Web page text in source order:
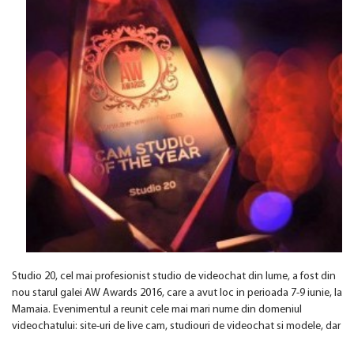
Studio 20, cel mai profesionist studio de videochat din lume, a fost din
nou starul galei AW Awards 2016, care a avut loc in perioada 7-9 iunie, la
Mamaia. Evenimentul a reunit cele mai mari nume din domeniul
videochatului: site-uri de live cam, studiouri de videochat si modele, dar